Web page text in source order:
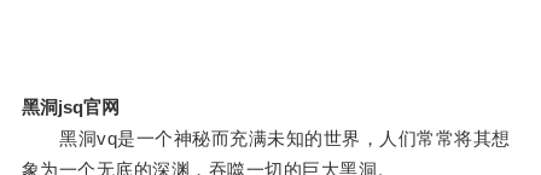
黑洞jsq官网
黑洞vq是一个神秘而充满未知的世界，人们常常将其想
象为一个无底的深渊，吞噬一切的巨大黑洞。